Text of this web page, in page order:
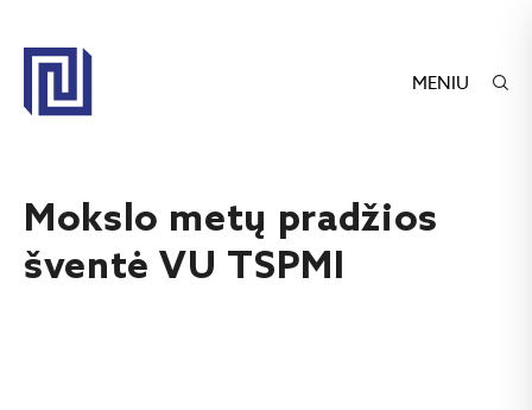
MENIU
Mokslo metų pradžios
šventė VU TSPMI